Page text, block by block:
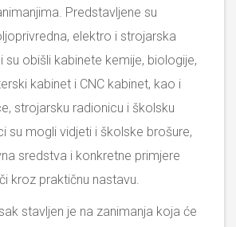
Predstavljene su
elektro i strojarska
su obišli kabinete kemije, biologije,
kabinet i CNC kabinet, kao i
strojarsku radionicu i školsku
su mogli vidjeti i školske brošure,
sredstva i konkretne primjere
kroz praktičnu nastavu.
stavljen je na zanimanja koja će